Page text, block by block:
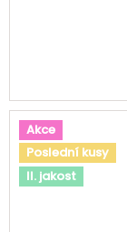
Akce
Poslední kusy
II. jakost